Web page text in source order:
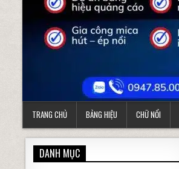
TRANG CHỦ BẢNG HIỆU CHỮ NỔI
DANH MỤC